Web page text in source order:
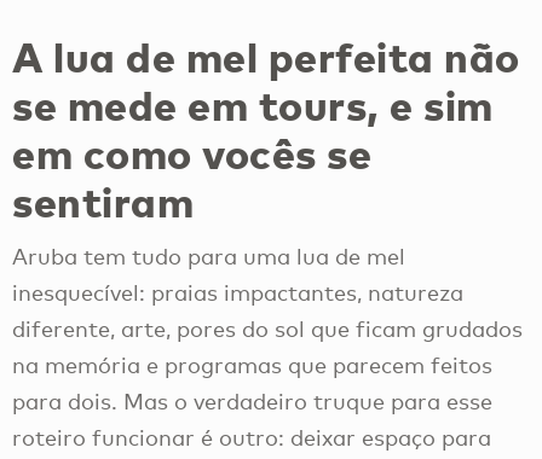
A lua de mel perfeita não
se mede em tours, e sim
em como vocês se
sentiram
Aruba tem tudo para uma lua de mel
inesquecível: praias impactantes, natureza
diferente, arte, pores do sol que ficam grudados
na memória e programas que parecem feitos
para dois. Mas o verdadeiro truque para esse
roteiro funcionar é outro: deixar espaço para